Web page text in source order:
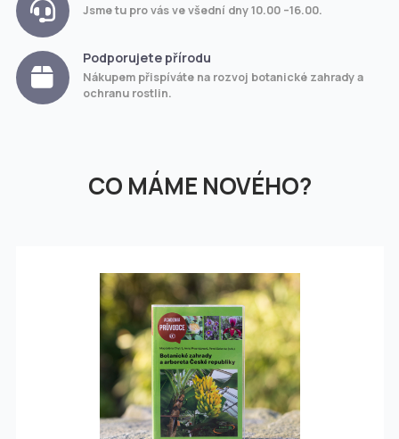
Jsme tu pro vás ve všední dny 10.00 –16.00.
Podporujete přírodu
Nákupem přispíváte na rozvoj botanické zahrady a
ochranu rostlin.
CO MÁME NOVÉHO?